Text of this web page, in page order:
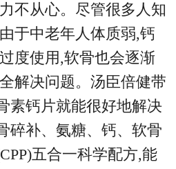
不从心。尽管很多人知
于中老年人体质弱,钙
度使用,软骨也会逐渐
解决问题。汤臣倍健带
素钙片就能很好地解决
碎补、氨糖、钙、软骨
五合一科学配方,能